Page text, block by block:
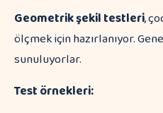
Geometrik şekil testleri,
ölçmek için hazırlanıyor.
sunuluyorlar.
Test örnekleri: